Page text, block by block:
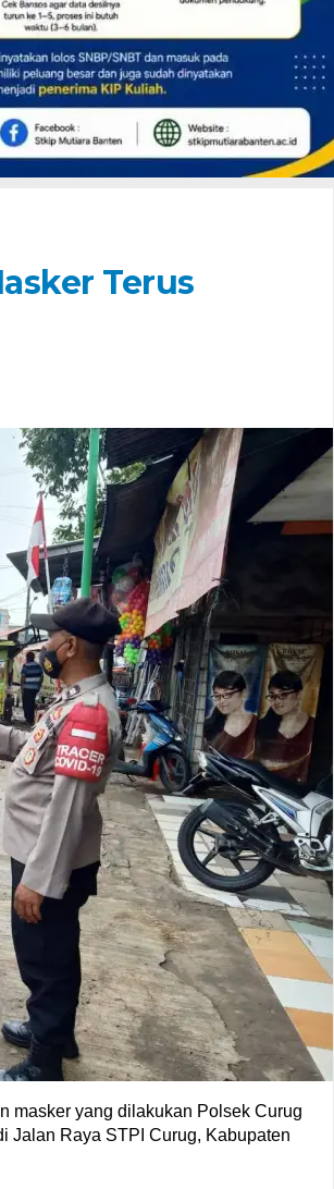
Terus
masker yang dilakukan Polsek Curug
Jalan Raya STPI Curug, Kabupaten